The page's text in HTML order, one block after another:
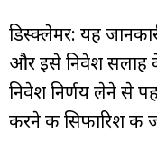
डिस्क्लेमर: यह
और इसे निवेश सलाह
निवेश निर्णय लेने से
करने की सिफारिश की